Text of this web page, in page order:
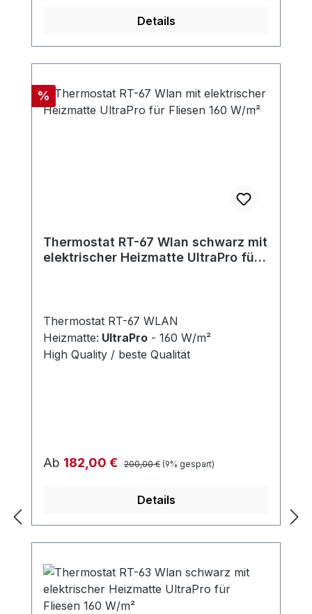
Details
Rabatt
%
Thermostat RT-67 Wlan schwarz mit
elektrischer Heizmatte UltraPro für
Thermostat RT-67 WLAN
Heizmatte: UltraPro - 160 W/m²
High Quality / beste Qualität
Verkaufspreis:
Ab 182,00 € Regulärer Preis:
200,00 € (9% gespart)
Details